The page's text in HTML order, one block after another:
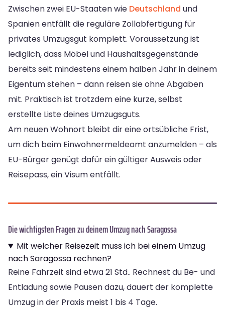
Zwischen zwei EU-Staaten wie Deutschland und
Spanien entfällt die reguläre Zollabfertigung für
privates Umzugsgut komplett. Voraussetzung ist
lediglich, dass Möbel und Haushaltsgegenstände
bereits seit mindestens einem halben Jahr in deinem
Eigentum stehen – dann reisen sie ohne Abgaben
mit. Praktisch ist trotzdem eine kurze, selbst
erstellte Liste deines Umzugsguts.
Am neuen Wohnort bleibt dir eine ortsübliche Frist,
um dich beim Einwohnermeldeamt anzumelden – als
EU-Bürger genügt dafür ein gültiger Ausweis oder
Reisepass, ein Visum entfällt.
Die wichtigsten Fragen zu deinem Umzug nach Saragossa
Mit welcher Reisezeit muss ich bei einem Umzug
nach Saragossa rechnen?
Reine Fahrzeit sind etwa 21 Std.. Rechnest du Be- und
Entladung sowie Pausen dazu, dauert der komplette
Umzug in der Praxis meist 1 bis 4 Tage.